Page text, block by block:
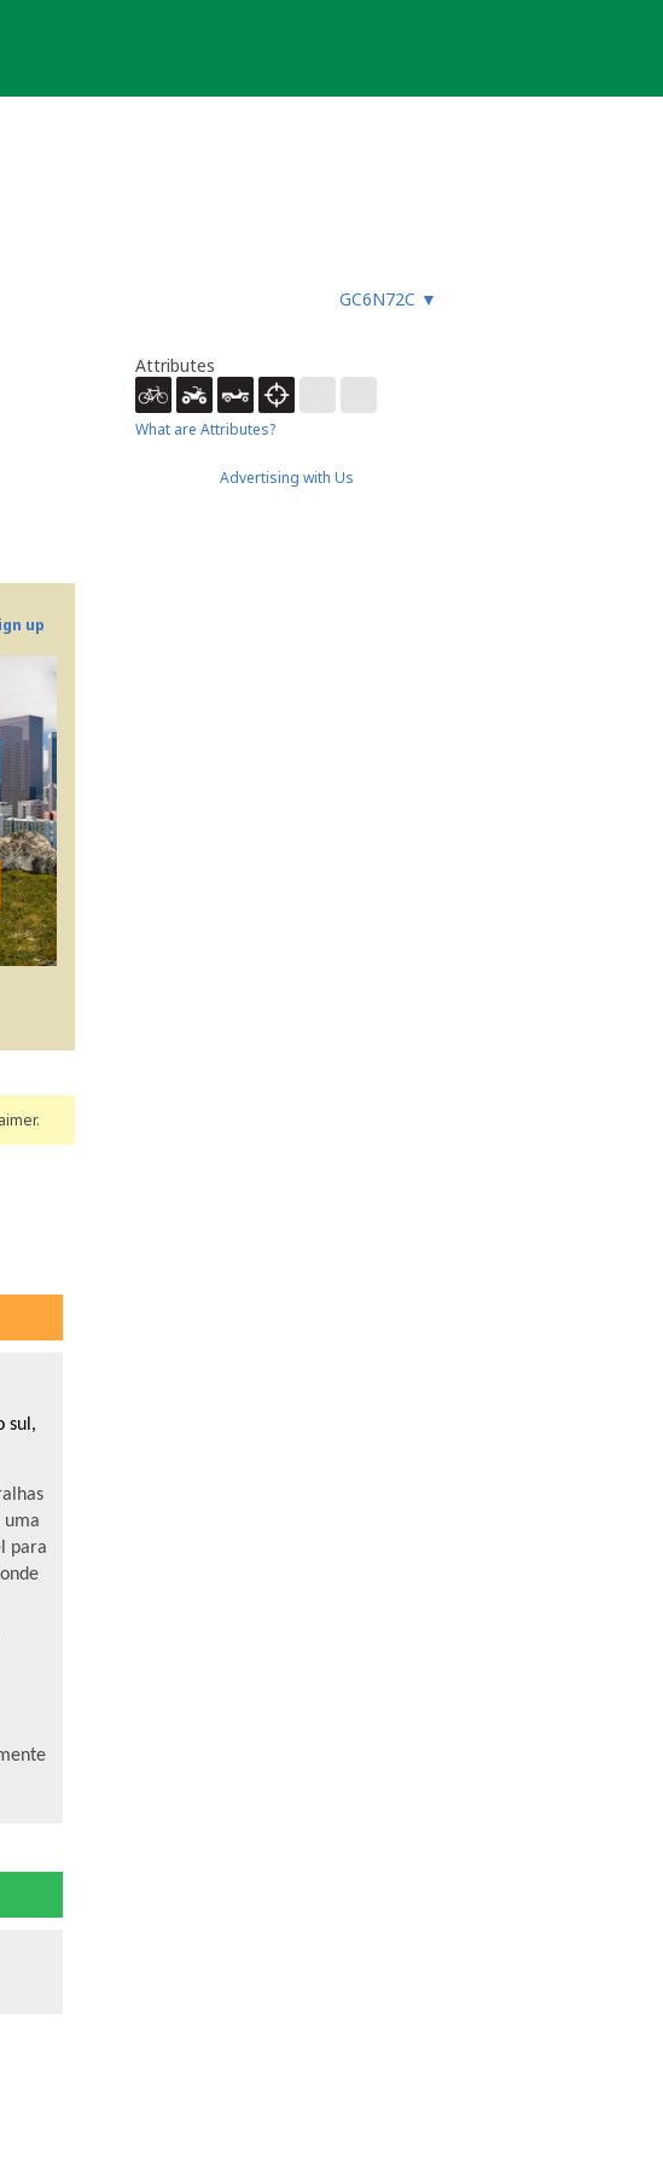
GC6N72C ▼
up
.
sul,
uma
para
Attributes
What are Attributes?
Advertising with Us